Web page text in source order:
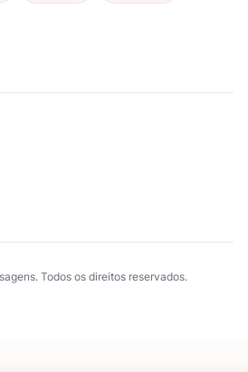
Todos os direitos reservados.